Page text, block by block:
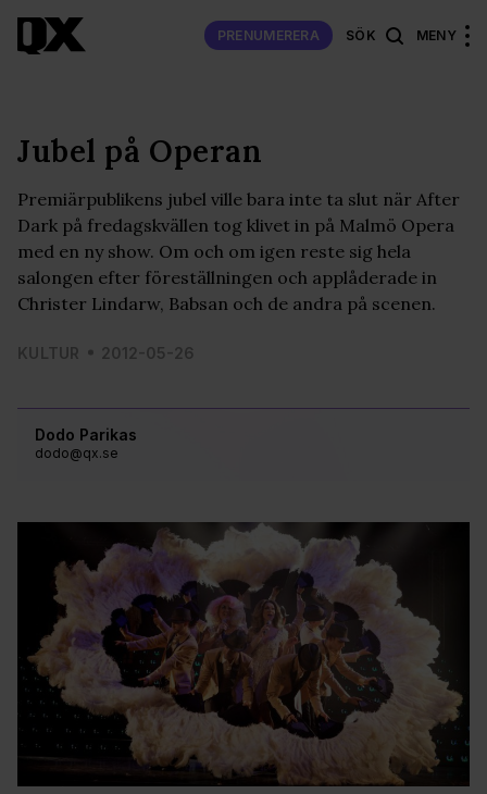
PRENUMERERA SÖK MENY
Dodo Parikas
dodo@qx.se
Jubel på Operan
Premiärpublikens jubel ville bara inte ta slut när After
Dark på fredagskvällen tog klivet in på Malmö Opera
med en ny show. Om och om igen reste sig hela
salongen efter föreställningen och applåderade in
Christer Lindarw, Babsan och de andra på scenen.
KULTUR 2012-05-26